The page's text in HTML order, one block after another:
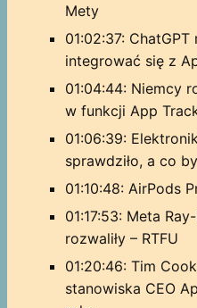
Mety
01:02:37:
integrować się z
01:04:44: Niemcy
w funkcji App
01:06:39:
sprawdziło, a co
01:10:48: AirPods
01:17:53: Meta
rozwaliły – RTFU
01:20:46: Tim
stanowiska CEO